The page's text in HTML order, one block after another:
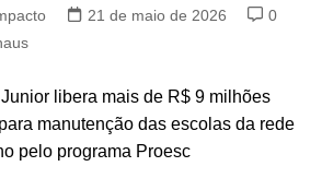
21 de maio de 2026
0